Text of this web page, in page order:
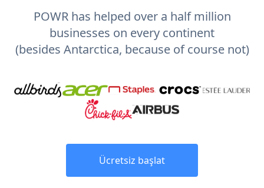
POWR has helped over a half million
businesses on every continent
(besides Antarctica, because of course not)
Ücretsiz başlat